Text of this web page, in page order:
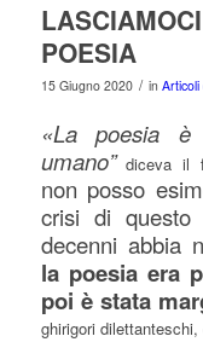
POESIA
15 Giugno 2020 / in Articoli
«La poesia è
umano”diceva il
non posso
crisi di questo
decenni abbia
la poesia era
poi è stata
ghirigori